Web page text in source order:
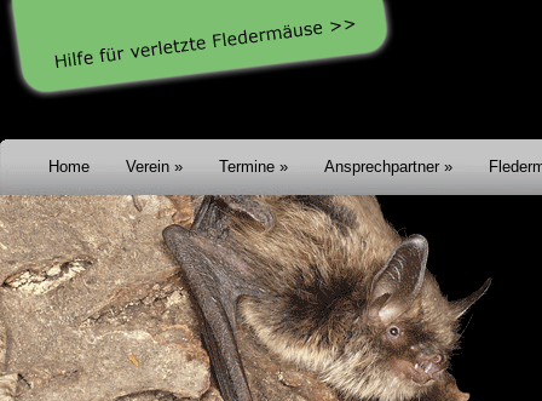
Home Verein Termine Ansprechpartner